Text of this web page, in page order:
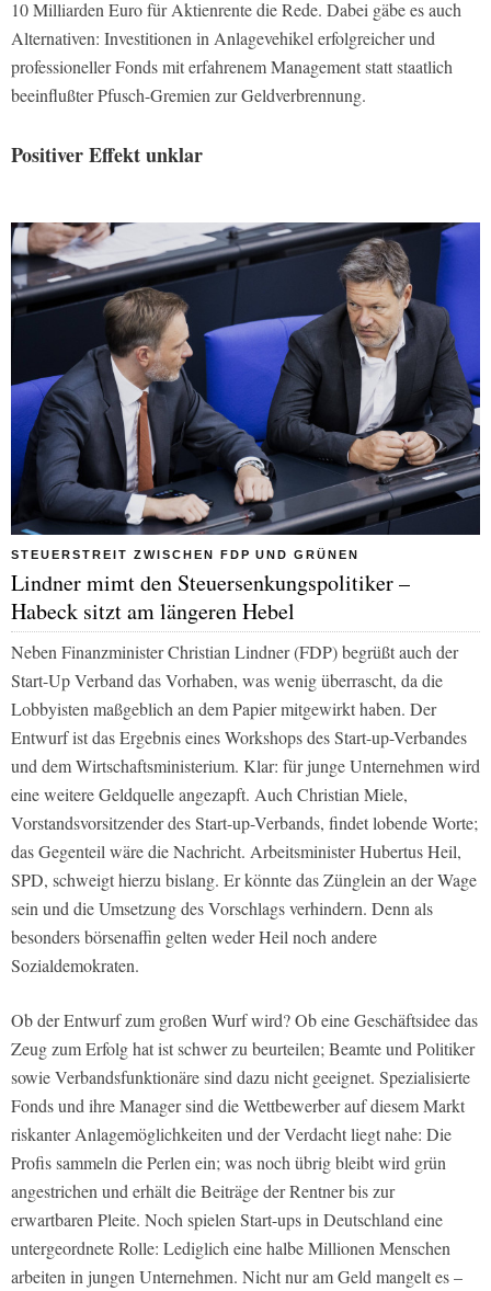
10 Milliarden Euro für Aktienrente die Rede. Dabei gäbe es auch
Alternativen: Investitionen in Anlagevehikel erfolgreicher und
professioneller Fonds mit erfahrenem Management statt staatlich
beeinflußter Pfusch-Gremien zur Geldverbrennung.
Positiver Effekt unklar
STEUERSTREIT ZWISCHEN FDP UND GRÜNEN
Lindner mimt den Steuersenkungspolitiker –
Habeck sitzt am längeren Hebel
Neben Finanzminister Christian Lindner (FDP) begrüßt auch der
Start-Up Verband das Vorhaben, was wenig überrascht, da die
Lobbyisten maßgeblich an dem Papier mitgewirkt haben. Der
Entwurf ist das Ergebnis eines Workshops des Start-up-Verbandes
und dem Wirtschaftsministerium. Klar: für junge Unternehmen wird
eine weitere Geldquelle angezapft. Auch Christian Miele,
Vorstandsvorsitzender des Start-up-Verbands, findet lobende Worte;
das Gegenteil wäre die Nachricht. Arbeitsminister Hubertus Heil,
SPD, schweigt hierzu bislang. Er könnte das Zünglein an der Wage
sein und die Umsetzung des Vorschlags verhindern. Denn als
besonders börsenaffin gelten weder Heil noch andere
Sozialdemokraten.
Ob der Entwurf zum großen Wurf wird? Ob eine Geschäftsidee das
Zeug zum Erfolg hat ist schwer zu beurteilen; Beamte und Politiker
sowie Verbandsfunktionäre sind dazu nicht geeignet. Spezialisierte
Fonds und ihre Manager sind die Wettbewerber auf diesem Markt
riskanter Anlagemöglichkeiten und der Verdacht liegt nahe: Die
Profis sammeln die Perlen ein; was noch übrig bleibt wird grün
angestrichen und erhält die Beiträge der Rentner bis zur
erwartbaren Pleite. Noch spielen Start-ups in Deutschland eine
untergeordnete Rolle: Lediglich eine halbe Millionen Menschen
arbeiten in jungen Unternehmen. Nicht nur am Geld mangelt es –